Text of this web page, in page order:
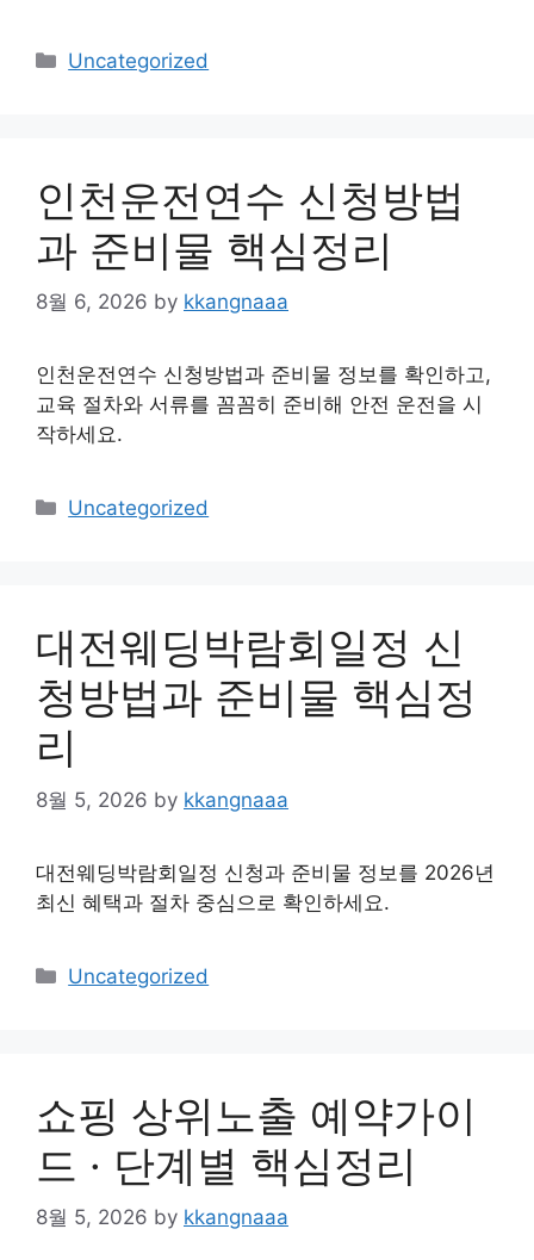
Categories
Uncategorized
인천운전연수 신청방법
과 준비물 핵심정리
8월 6, 2026 by kkangnaaa
인천운전연수 신청방법과 준비물 정보를 확인하고,
교육 절차와 서류를 꼼꼼히 준비해 안전 운전을 시
작하세요.
Categories
Uncategorized
대전웨딩박람회일정 신
청방법과 준비물 핵심정
리
8월 5, 2026 by kkangnaaa
대전웨딩박람회일정 신청과 준비물 정보를 2026년
최신 혜택과 절차 중심으로 확인하세요.
Categories
Uncategorized
쇼핑 상위노출 예약가이
드 · 단계별 핵심정리
8월 5, 2026 by kkangnaaa